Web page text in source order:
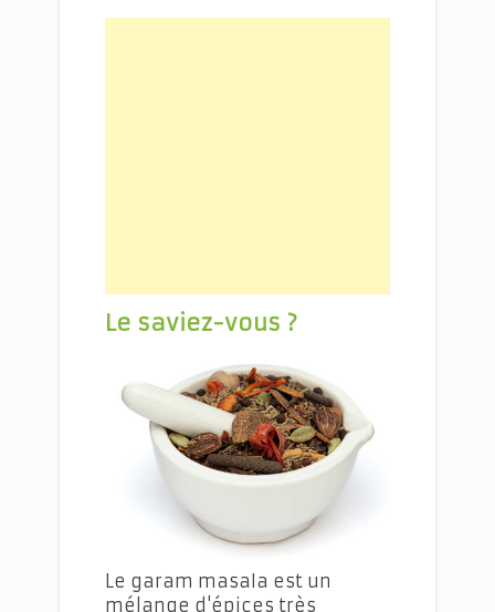
Le saviez-vous ?
Curry de Poulet : Une Recette Pleine de Saveurs
Le garam masala est un
mélange d'épices très